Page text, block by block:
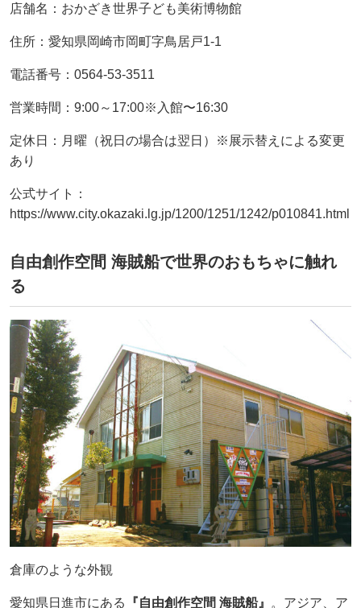
店舗名：おかざき世界子ども美術博物館
住所：愛知県岡崎市岡町字鳥居戸1-1
電話番号：0564-53-3511
営業時間：9:00～17:00※入館〜16:30
定休日：月曜（祝日の場合は翌日）※展示替えによる変更
あり
公式サイト：
https://www.city.okazaki.lg.jp/1200/1251/1242/p010841.html
自由創作空間 海賊船で世界のおもちゃに触れ
る
倉庫のような外観
愛知県日進市にある 『自由創作空間 海賊船』 。アジア、ア